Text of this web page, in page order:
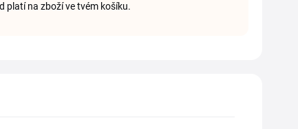
platí na zboží ve tvém košíku.